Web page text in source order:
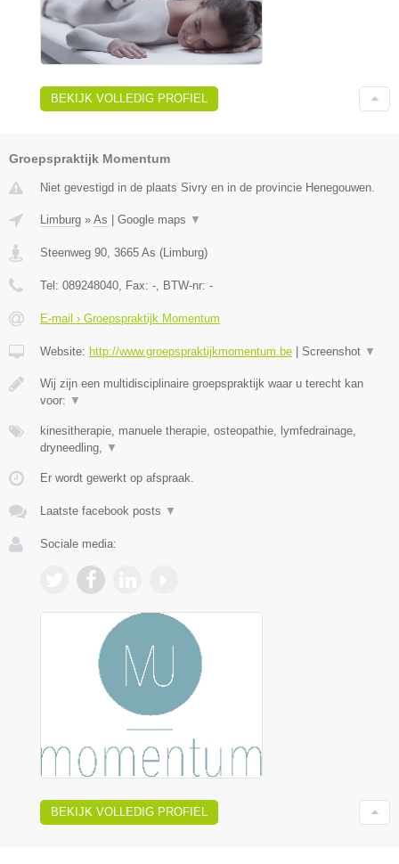
BEKIJK VOLLEDIG PROFIEL
Groepspraktijk Momentum
Niet gevestigd in de plaats Sivry en in de provincie Henegouwen.
Limburg » As | Google maps ▼
Steenweg 90 3665 As (Limburg)
Tel: 089248040 , Fax: - , BTW-nr: -
E-mail › Groepspraktijk Momentum
Website: http://www.groepspraktijkmomentum.be | Screenshot ▼
Wij zijn een multidisciplinaire groepspraktijk waar u terecht kan
voor: ▼
kinesitherapie, manuele therapie, osteopathie, lymfedrainage,
dryneedling,
▼
Er wordt gewerkt op afspraak.
Laatste facebook posts ▼
Sociale media:
BEKIJK VOLLEDIG PROFIEL